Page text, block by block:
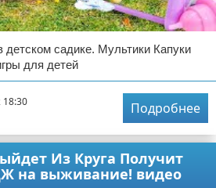
детском садике. Мультики Капуки
для детей
18:30
Подробнее
Из Круга Получит
на выживание! видео